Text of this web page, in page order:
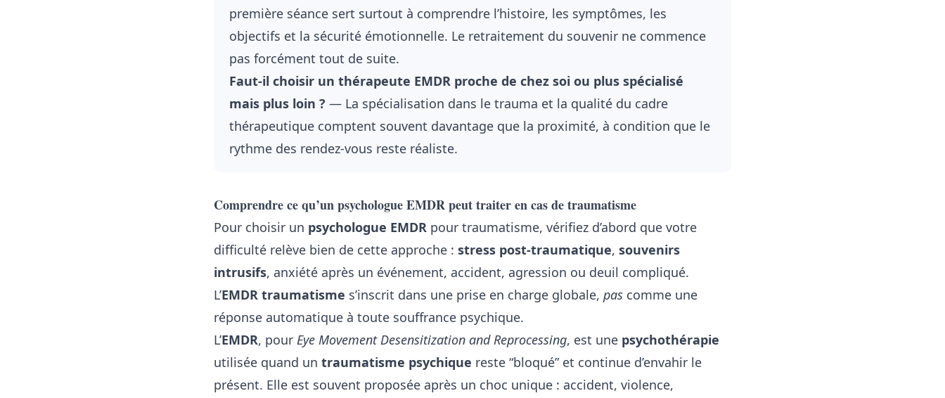
première séance sert surtout à comprendre l’histoire, les symptômes, les
objectifs et la sécurité émotionnelle. Le retraitement du souvenir ne commence
pas forcément tout de suite.
Faut-il choisir un thérapeute EMDR proche de chez soi ou plus spécialisé
mais plus loin ? — La spécialisation dans le trauma et la qualité du cadre
thérapeutique comptent souvent davantage que la proximité, à condition que le
rythme des rendez-vous reste réaliste.
Comprendre ce qu’un psychologue EMDR peut traiter en cas de traumatisme
Pour choisir un psychologue EMDR pour traumatisme, vérifiez d’abord que votre
difficulté relève bien de cette approche : stress post-traumatique, souvenirs
intrusifs, anxiété après un événement, accident, agression ou deuil compliqué.
L’EMDR traumatisme s’inscrit dans une prise en charge globale, pas comme une
réponse automatique à toute souffrance psychique.
L’EMDR, pour Eye Movement Desensitization and Reprocessing, est une psychothérapie
utilisée quand un traumatisme psychique reste “bloqué” et continue d’envahir le
présent. Elle est souvent proposée après un choc unique : accident, violence,